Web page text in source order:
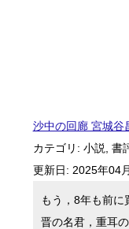
沙中の回廊 宮城谷
カテゴリ: 小説
書
更新日: 2025年04
もう，8年も前に
晋の名君，重耳